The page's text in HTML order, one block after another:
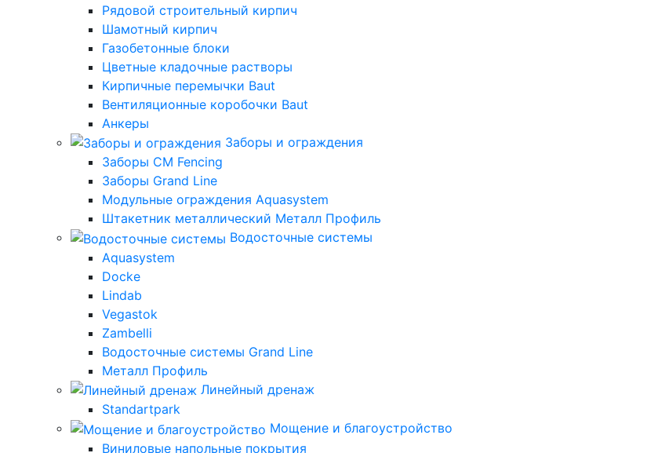
Рядовой строительный кирпич
Шамотный кирпич
Газобетонные блоки
Цветные кладочные растворы
Кирпичные перемычки Baut
Вентиляционные коробочки Baut
Анкеры
Заборы и ограждения
Заборы CM Fencing
Заборы Grand Line
Модульные ограждения Aquasystem
Штакетник металлический Металл Профиль
Водосточные системы
Aquasystem
Docke
Lindab
Vegastok
Zambelli
Водосточные системы Grand Line
Металл Профиль
Линейный дренаж
Standartpark
Мощение и благоустройство
Виниловые напольные покрытия